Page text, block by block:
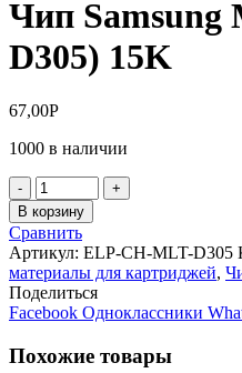
Чип Samsung
D305) 15K
67,00Р
1000 в наличии
Количество
товара
Чип
Samsung
ML3750
(MLT-
D305)
15K
В корзину
Сравнить
Артикул: ELP-CH-MLT-D305
материалы для картриджей,
Поделиться
Facebook Одноклассники
Похожие товары